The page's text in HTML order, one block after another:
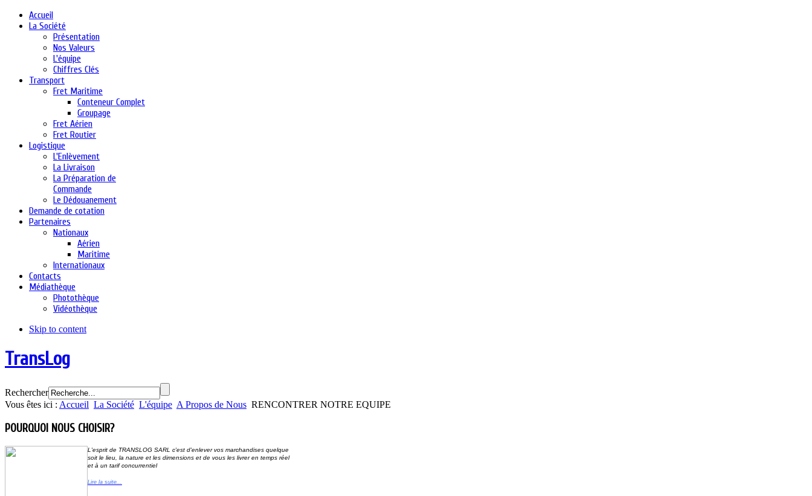
Accueil
La Société
Présentation
Nos Valeurs
L'équipe
Chiffres Clés
Transport
Fret Maritime
Conteneur Complet
Groupage
Fret Aérien
Fret Routier
Logistique
L'Enlèvement
La Livraison
La Préparation de
Commande
Le Dédouanement
Demande de cotation
Partenaires
Nationaux
Aérien
Maritime
Internationaux
Contacts
Médiathèque
Photothèque
Vidéothèque
Skip to content
TransLog
Rechercher
Vous êtes ici : Accueil La Société L'équipe A Propos de Nous RENCONTRER NOTRE EQUIPE
POURQUOI NOUS CHOISIR?
L'esprit de TRANSLOG SARL c'est d'enlever vos marchandises quelque
soit le lieu, la nature et les dimensions et de vous les livrer en temps réel
et à un tarif concurrentiel
Lire la suite...